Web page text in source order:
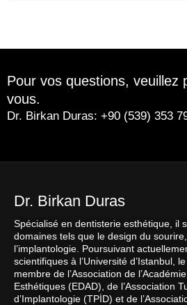
Pour vos questions, veuillez
vous.
Dr. Birkan Duras: +90 (539) 353
Dr. Birkan Duras
Spécialisé en dentisterie esthétique, il
domaines tels que le design du
l’implantologie. Poursuivant
scientifiques à l’Université d’Istanbul,
membre de l’Association de
Esthétiques (EDAD), de l’Association
d’Implantologie (TPİD) et de